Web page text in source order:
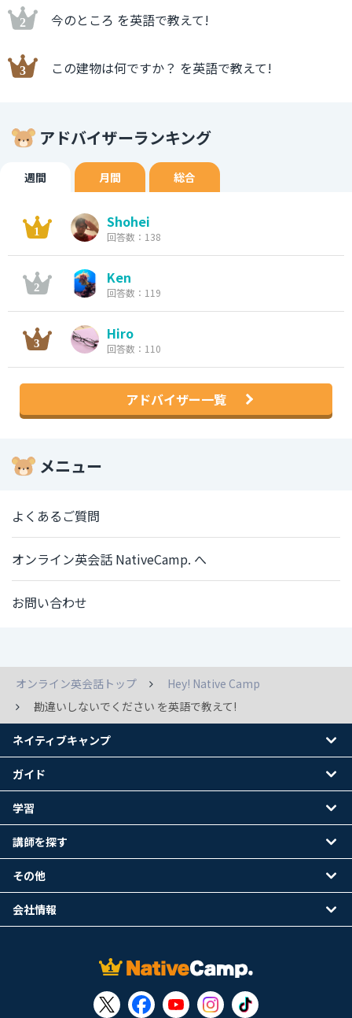
今のところ を英語で教えて!
この建物は何ですか？ を英語で教えて!
アドバイザーランキング
週間 月間 総合
Shohei
回答数：138
Ken
回答数：119
Hiro
回答数：110
アドバイザー一覧
メニュー
よくあるご質問
オンライン英会話 NativeCamp. へ
お問い合わせ
オンライン英会話トップ
Hey! Native Camp
勘違いしないでください を英語で教えて!
ネイティブキャンプ
ガイド
学習
講師を探す
その他
会社情報